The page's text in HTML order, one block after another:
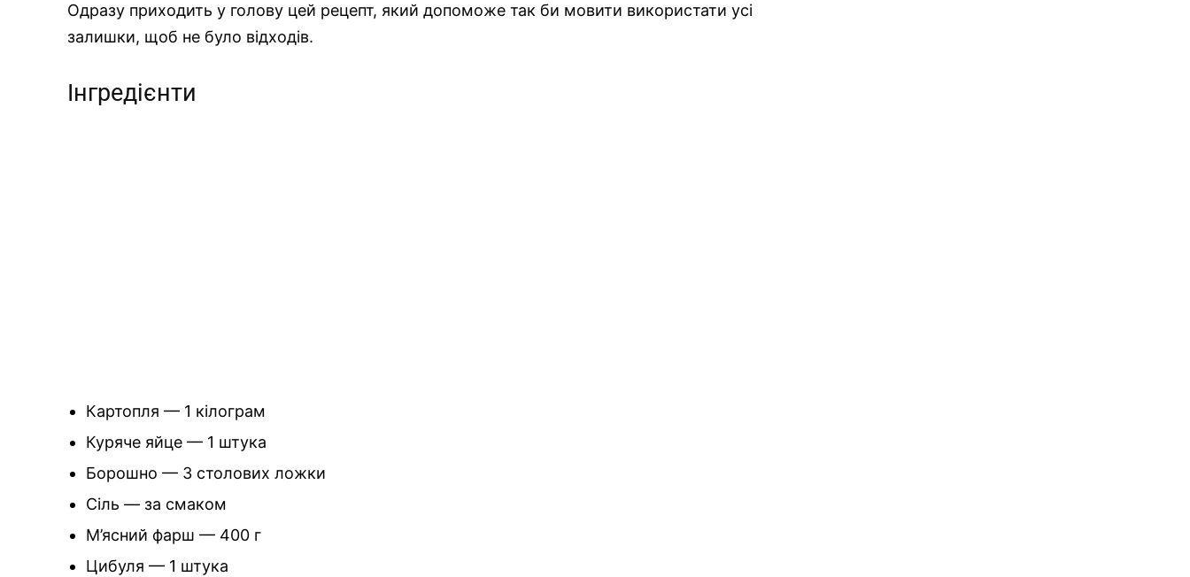
Одразу приходить у голову цей рецепт, який допоможе так би мовити використати усі
залишки, щоб не було відходів.
Інгредієнти
Картопля — 1 кілограм
Куряче яйце — 1 штука
Борошно — 3 столових ложки
Сіль — за смаком
М’ясний фарш — 400 г
Цибуля — 1 штука